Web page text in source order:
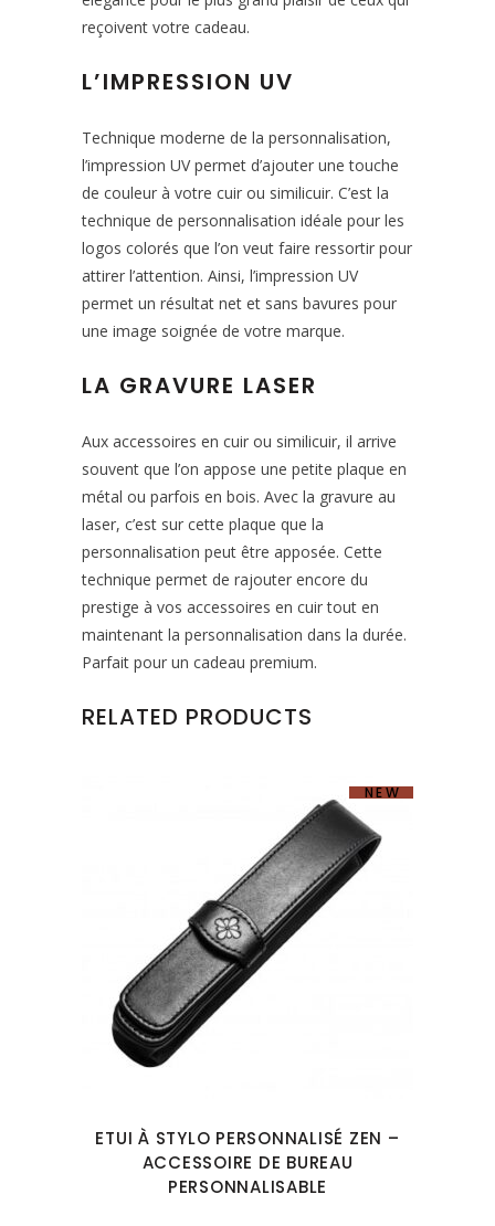
reçoivent votre cadeau.
L’IMPRESSION UV
Technique moderne de la personnalisation,
l’impression UV permet d’ajouter une touche
de couleur à votre cuir ou similicuir. C’est la
technique de personnalisation idéale pour les
logos colorés que l’on veut faire ressortir pour
attirer l’attention. Ainsi, l’impression UV
permet un résultat net et sans bavures pour
une image soignée de votre marque.
LA GRAVURE LASER
Aux accessoires en cuir ou similicuir, il arrive
souvent que l’on appose une petite plaque en
métal ou parfois en bois. Avec la gravure au
laser, c’est sur cette plaque que la
personnalisation peut être apposée. Cette
technique permet de rajouter encore du
prestige à vos accessoires en cuir tout en
maintenant la personnalisation dans la durée.
Parfait pour un cadeau premium.
RELATED PRODUCTS
NEW
ETUI À STYLO PERSONNALISÉ ZEN –
ACCESSOIRE DE BUREAU
PERSONNALISABLE